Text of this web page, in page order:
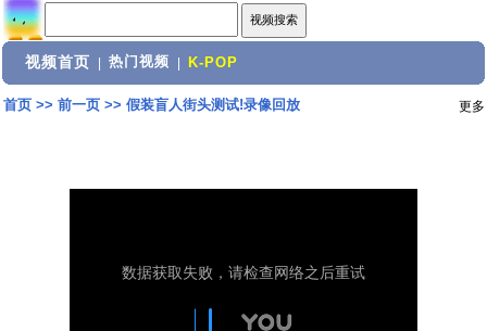
视频首页 热门视频 K-POP
首页>> 前一页>> 假装盲人街头测试!录像回放 更多